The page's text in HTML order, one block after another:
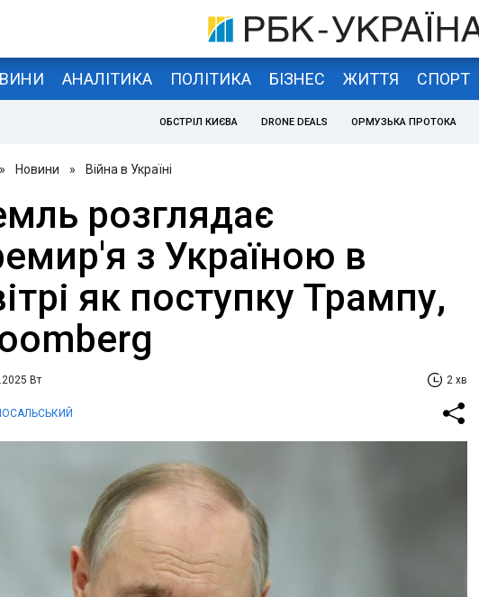
АНАЛІТИКА ПОЛІТИКА БІЗНЕС ЖИТТЯ СПОРТ
ОБСТРІЛ КИЄВА DRONE DEALS ОРМУЗЬКА ПРОТОКА
» Новини » Війна в Україні
розглядає
з Україною в
як поступку Трампу,
Вт 2 хв